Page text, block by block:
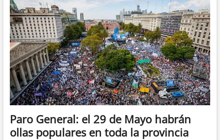
acuerdan
el
pago
de
una
suma
no
remunerativa
de
$5.000
Paro General: el 29 de Mayo habrán
ollas populares en toda la provincia